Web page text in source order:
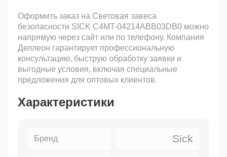
Оформить заказ на Световая завеса
безопасности SICK C4MT-04214ABB03DB0 можно
напрямую через сайт или по телефону. Компания
Деллеон гарантирует профессиональную
консультацию, быструю обработку заявки и
выгодные условия, включая специальные
предложения для оптовых клиентов.
Характеристики
Бренд Sick